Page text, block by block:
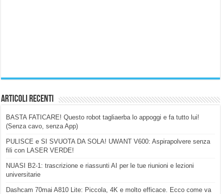
Articoli Recenti
BASTA FATICARE! Questo robot tagliaerba lo appoggi e fa tutto lui!
(Senza cavo, senza App)
PULISCE e SI SVUOTA DA SOLA! UWANT V600: Aspirapolvere senza
fili con LASER VERDE!
NUASI B2-1: trascrizione e riassunti AI per le tue riunioni e lezioni
universitarie
Dashcam 70mai A810 Lite: Piccola, 4K e molto efficace. Ecco come va